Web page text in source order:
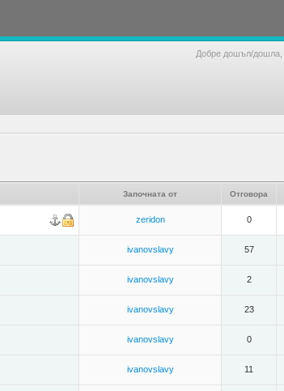
Добре дошъл/дошла,
Започната от Отговора
zeridon 0
ivanovslavy 57
ivanovslavy 2
ivanovslavy 23
ivanovslavy 0
ivanovslavy 11